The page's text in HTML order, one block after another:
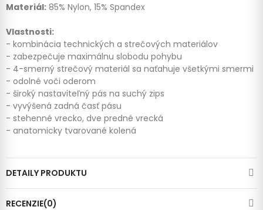
Materiál: 85% Nylon, 15% Spandex
Vlastnosti:
- kombinácia technických a strečových materiálov
- zabezpečuje maximálnu slobodu pohybu
- 4-smerný strečový materiál sa naťahuje všetkými smermi
- odolné voči oderom
- široký nastaviteľný pás na suchý zips
- vyvýšená zadná časť pásu
- stehenné vrecko, dve predné vrecká
- anatomicky tvarované kolená
DETAILY PRODUKTU
RECENZIE(0)